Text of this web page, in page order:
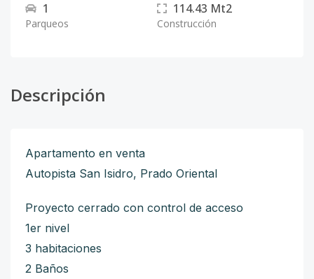
1
Parqueos
114.43 Mt2
Construcción
Descripción
Apartamento en venta
Autopista San Isidro, Prado Oriental
Proyecto cerrado con control de acceso
1er nivel
3 habitaciones
2 Baños